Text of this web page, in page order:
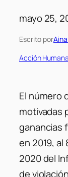
mayo 25,
Escrito por
Acción Humana
El número
motivadas
ganancias
en 2019,
2020 del
de